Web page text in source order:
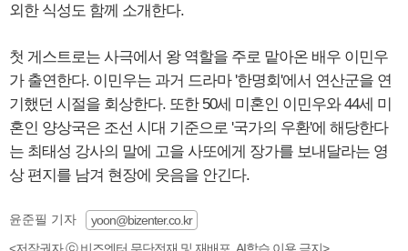
외한 식성도 함께 소개한다.
첫 게스트로는 사극에서 왕 역할을 주로 맡아온 배우 이민우
가 출연한다. 이민우는 과거 드라마 '한명회'에서 연산군을 연
기했던 시절을 회상한다. 또한 50세 미혼인 이민우와 44세 미
혼인 양상국은 조선 시대 기준으로 '국가의 우환'에 해당한다
는 최태성 강사의 말에 고을 사또에게 장가를 보내달라는 영
상 편지를 남겨 현장에 웃음을 안긴다.
윤준필 기자
yoon@bizenter.co.kr
<저작권자 ⓒ 비즈엔터 무단전재 및 재배포, AI학습 이용 금지>